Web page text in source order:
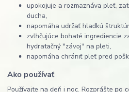
upokojuje a rozmaznáva pleť,
ducha,
napomáha udržať hladkú
zvlhčujúce bohaté ingrediencie
hydratačný "závoj" na pleti,
napomáha chrániť pleť pred
Ako používať
Používajte na deň i noc. Rozprášte po